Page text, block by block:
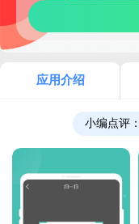
应用介绍
小编点评：